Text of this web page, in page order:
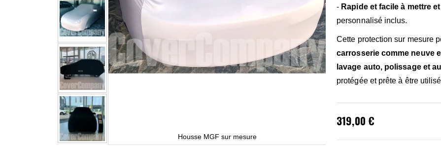
Housse MGF sur mesure
- Rapide et facile à mettre
personnalisé inclus.
Cette protection sur mesure
carrosserie comme neuve
lavage auto, polissage et
protégée et prête à être
319,00 €